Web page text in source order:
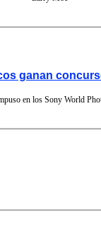
ganan
en los Sony World